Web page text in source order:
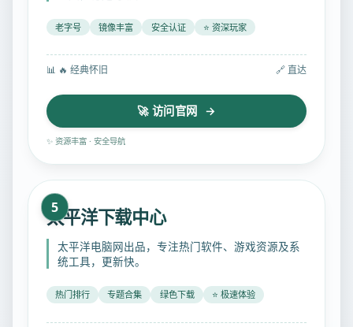
老字号 镜像丰富 安全认证 ⭐ 资深玩家
📊 🔥 经典怀旧 🔗 直达
🚀 访问官网 →
✨ 资源丰富 · 安全导航
5
太平洋下载中心
太平洋电脑网出品，专注热门软件、游戏资源及系
统工具，更新快。
热门排行 专题合集 绿色下载 ⭐ 极速体验